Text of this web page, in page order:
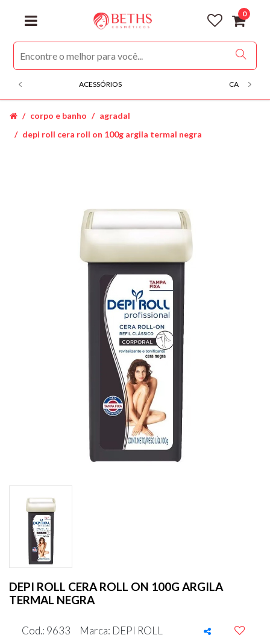
0
ACESSÓRIOS CABELOS
corpo e banho
agradal
depi roll cera roll on 100g argila termal negra
DEPI ROLL CERA ROLL ON 100G ARGILA
TERMAL NEGRA
Cod.: 9633 Marca: DEPI ROLL